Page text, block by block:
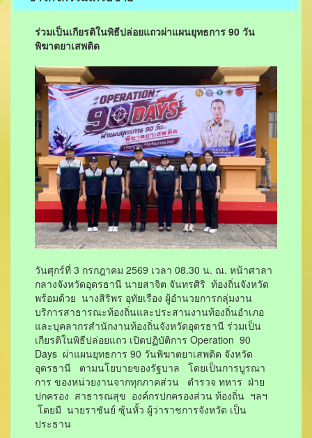
ร่วมเป็นเกียรติในพิธีปล่อยแถวผ่าแผนยุทธการ 90 วัน
พิฆาตยาเสพติด
วันศุกร์ที่ 3 กรกฎาคม 2569 เวลา 08.30 น. ณ. หน้าศาลา
กลางจังหวัดอุดรธานี นายสาจิต จันทรศิริ ท้องถิ่นจังหวัด
พร้อมด้วย นางสิริพร อุทัยเรือง ผู้อำนวยการกลุ่มงาน
บริการสาธารณะท้องถิ่นและประสานงานท้องถิ่นอำเภอ
และบุคลากรสำนักงานท้องถิ่นจังหวัดอุดรธานี ร่วมเป็น
เกียรติในพิธีปล่อยแถว เปิดปฏิบัติการ Operation 90
Days ผ่าแผนยุทธการ 90 วันพิฆาตยาเสพติด จังหวัด
อุดรธานี ตามนโยบายของรัฐบาล โดยเป็นการบูรณา
การ ของหน่วยงานจากทุกภาคส่วน ตำรวจ ทหาร ฝ่าย
ปกครอง สาธารณสุข องค์กรปกครองส่วน ท้องถิ่น ฯลฯ
โดยมี นายราชันย์ ซุ้นหั้ว ผู้ว่าราชการจังหวัด เป็น
ประธาน